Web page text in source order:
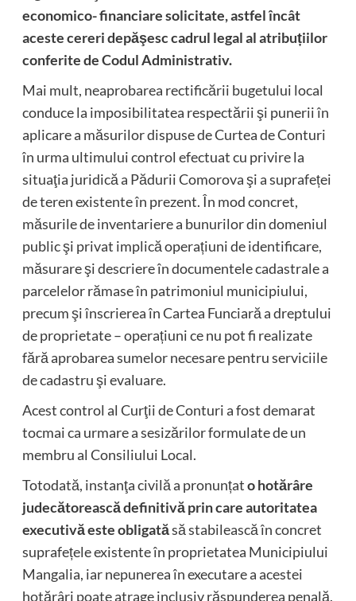
economico- financiare solicitate, astfel încât
aceste cereri depăşesc cadrul legal al atribuțiilor
conferite de Codul Administrativ.
Mai mult, neaprobarea rectificării bugetului local
conduce la imposibilitatea respectării şi punerii în
aplicare a măsurilor dispuse de Curtea de Conturi
în urma ultimului control efectuat cu privire la
situaţia juridică a Pădurii Comorova şi a suprafeței
de teren existente în prezent. În mod concret,
măsurile de inventariere a bunurilor din domeniul
public şi privat implică operațiuni de identificare,
măsurare şi descriere în documentele cadastrale a
parcelelor rămase în patrimoniul municipiului,
precum şi înscrierea în Cartea Funciară a dreptului
de proprietate – operațiuni ce nu pot fi realizate
fără aprobarea sumelor necesare pentru serviciile
de cadastru şi evaluare.
Acest control al Curţii de Conturi a fost demarat
tocmai ca urmare a sesizărilor formulate de un
membru al Consiliului Local.
Totodată, instanţa civilă a pronunțato hotărâre
judecătorească definitivă prin care autoritatea
executivă este obligatăsă stabilească în concret
suprafețele existente în proprietatea Municipiului
Mangalia, iar nepunerea în executare a acestei
hotărâri poate atrage inclusiv răspunderea penală,